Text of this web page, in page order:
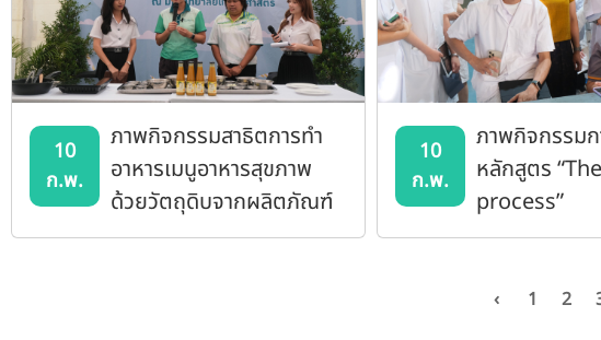
10
ก.พ.
ภาพกิจกรรมสาธิตการทำ
อาหารเมนูอาหารสุขภาพ
ด้วยวัตถุดิบจากผลิตภัณฑ์
KU Food ภายในงาน
10
ก.พ.
ภาพกิจกรรม
หลักสูตร
process”
‹ 1 2